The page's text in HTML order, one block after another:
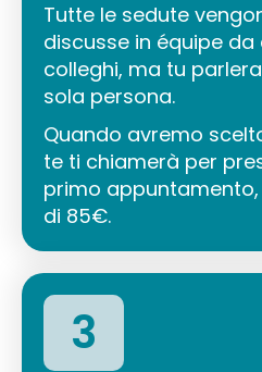
Tutte le sedute
discusse in équipe
colleghi, ma tu
sola persona.
Quando avremo
te ti chiamerà per
primo
di 85€.
3